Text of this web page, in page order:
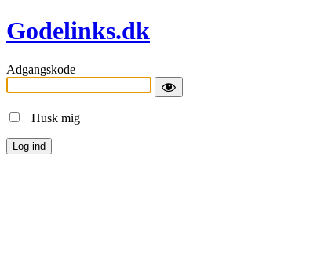
Godelinks.dk
Adgangskode
Husk mig